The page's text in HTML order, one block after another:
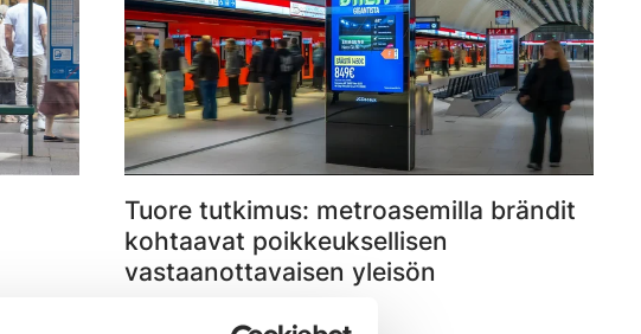
Tuore tutkimus: metroasemilla brändit
kohtaavat poikkeuksellisen
vastaanottavaisen yleisön